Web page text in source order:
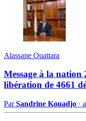
Alassane Ouattara
Message à la
libération de 4661
ParSandrine Kouadjo ·